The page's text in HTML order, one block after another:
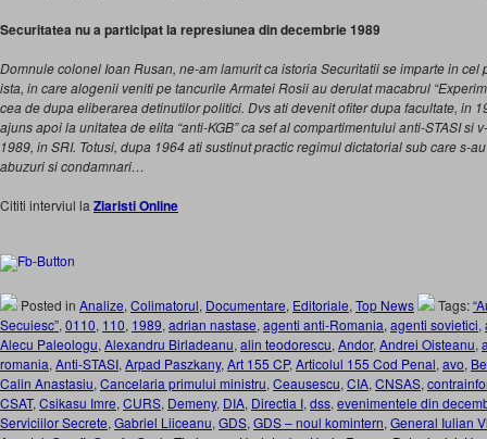
Securitatea nu a participat la represiunea din decembrie 1989
Domnule colonel Ioan Rusan, ne-am lamurit ca istoria Securitatii se imparte in cel
ista, in care alogenii veniti pe tancurile Armatei Rosii au derulat macabrul
cea de dupa eliberarea detinutilor politici. Dvs ati devenit ofiter dupa facultate, in
ajuns apoi la unitatea de elita “anti-KGB” ca sef al compartimentului anti-STASI si
1989, in SRI. Totusi, dupa 1964 ati sustinut practic regimul dictatorial sub care s-
abuzuri si condamnari…
Cititi interviul la Ziaristi Online
Posted in Analize, Colimatorul, Documentare, Editoriale, Top News Tags:
Secuiesc”, 0110, 110, 1989, adrian nastase, agenti anti-Romania, agenti sovietici,
Alecu Paleologu, Alexandru Birladeanu, alin teodorescu, Andor, Andrei Oisteanu,
romania, Anti-STASI, Arpad Paszkany, Art 155 CP, Articolul 155 Cod Penal, avo,
Calin Anastasiu, Cancelaria primului ministru, Ceausescu, CIA, CNSAS,
CSAT, Csikasu Imre, CURS, Demeny, DIA, Directia I, dss, evenimentele din
Serviciilor Secrete, Gabriel Liiceanu, GDS, GDS – noul komintern, General Iulian